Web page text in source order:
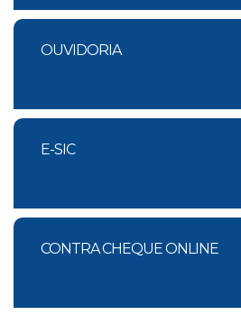
OUVIDORIA
E-SIC
CONTRA CHEQUE ONLINE